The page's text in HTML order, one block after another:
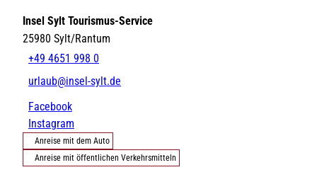
Insel Sylt Tourismus-Service
25980 Sylt/Rantum
+49 4651 998 0
urlaub@insel-sylt.de
Facebook
Instagram
Anreise mit dem Auto
Anreise mit öffentlichen Verkehrsmitteln